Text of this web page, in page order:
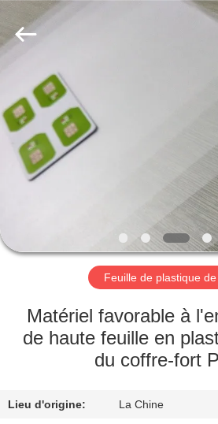
LA
MAISON
PRODUITS
VIDÉOS
PROPOS
DE
VISITE
Technology
(Tianjin)
Limited.
Feuille de plastique
Matériel favorable à
de haute feuille en
du coffre-fort
Lieu d'origine: La Chine